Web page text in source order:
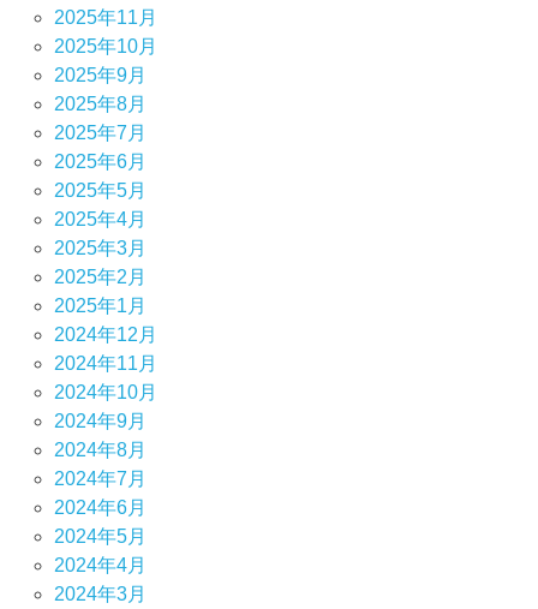
2025年11月
2025年10月
2025年9月
2025年8月
2025年7月
2025年6月
2025年5月
2025年4月
2025年3月
2025年2月
2025年1月
2024年12月
2024年11月
2024年10月
2024年9月
2024年8月
2024年7月
2024年6月
2024年5月
2024年4月
2024年3月